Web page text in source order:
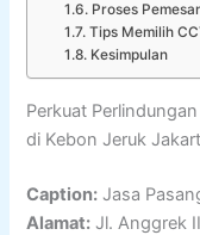
Proses
Tips Memilih
Kesimpulan
Perkuat
di Kebon Jeruk
Caption: Jasa
Alamat: Jl. Anggrek